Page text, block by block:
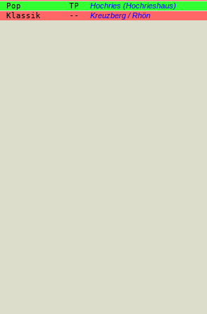
Pop TP Hochries (Hochrieshaus)
Klassik -- Kreuzberg / Rhön